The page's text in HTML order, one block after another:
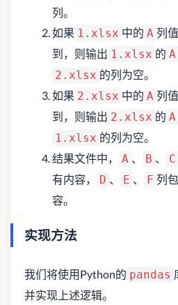
列。
如果 1.xlsx 中的 A 列
到，则输出 1.xlsx 的 A
2.xlsx 的列为空。
如果 2.xlsx 中的 A 列
到，则输出 2.xlsx 的 A
1.xlsx 的列为空。
结果文件中，
A 、 B 、 C
有内容，
D 、 E 、 F 列
容。
实现方法
我们将使用Python的 pandas
并实现上述逻辑。